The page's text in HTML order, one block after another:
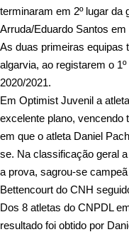
terminaram em 2º lugar da
Arruda/Eduardo Santos
As duas primeiras equipas
algarvia, ao registarem o
2020/2021.
Em Optimist Juvenil a
excelente plano, vencendo
em que o atleta Daniel
se. Na classificação geral
a prova, sagrou-se
Bettencourt do CNH
Dos 8 atletas do CNPDL
resultado foi obtido por